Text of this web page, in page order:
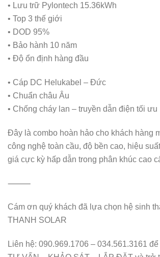
• Lưu trữ Pylontech 15.36kWh
• Top 3 thế giới
• DOD 95%
• Bảo hành 10 năm
• Độ ổn định hàng đầu
• Cáp DC Helukabel – Đức
• Chuẩn châu Âu
• Chống cháy lan – truyền dẫn điện tối ưu
Đây là combo hoàn hảo cho khách hàng
công nghệ toàn cầu, độ bền cao, hiệu
giá cực kỳ hấp dẫn trong phân khúc cao
⸻
Cám ơn quý khách đã lựa chọn hệ sinh
THANH SOLAR
Liên hệ: 090.969.1706 – 034.561.3161